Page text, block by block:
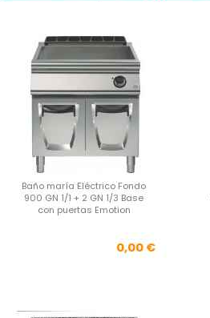
Baño maría Eléctrico Fondo
900 GN 1/1 + 2 GN 1/3 Base
con puertas Emotion
Precio
0,00 €